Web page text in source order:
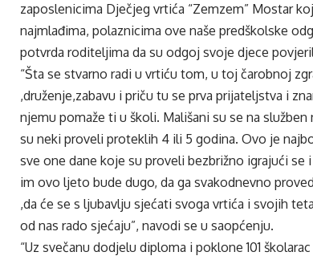
zaposlenicima Dječjeg vrtića “Zemzem” Mostar
najmlađima, polaznicima ove naše predškolske
potvrda roditeljima da su odgoj svoje djece
“Šta se stvarno radi u vrtiću tom, u toj čarobnoj
,druženje,zabavu i priču tu se prva prijateljstva i
njemu pomaže ti u školi. Mališani su se na
su neki proveli proteklih 4 ili 5 godina. Ovo je
sve one dane koje su proveli bezbrižno igrajući
im ovo ljeto bude dugo, da ga svakodnevno
,da će se s ljubavlju sjećati svoga vrtića i svojih
od nas rado sjećaju”, navodi se u saopćenju.
“Uz svečanu dodjelu diploma i poklone 101